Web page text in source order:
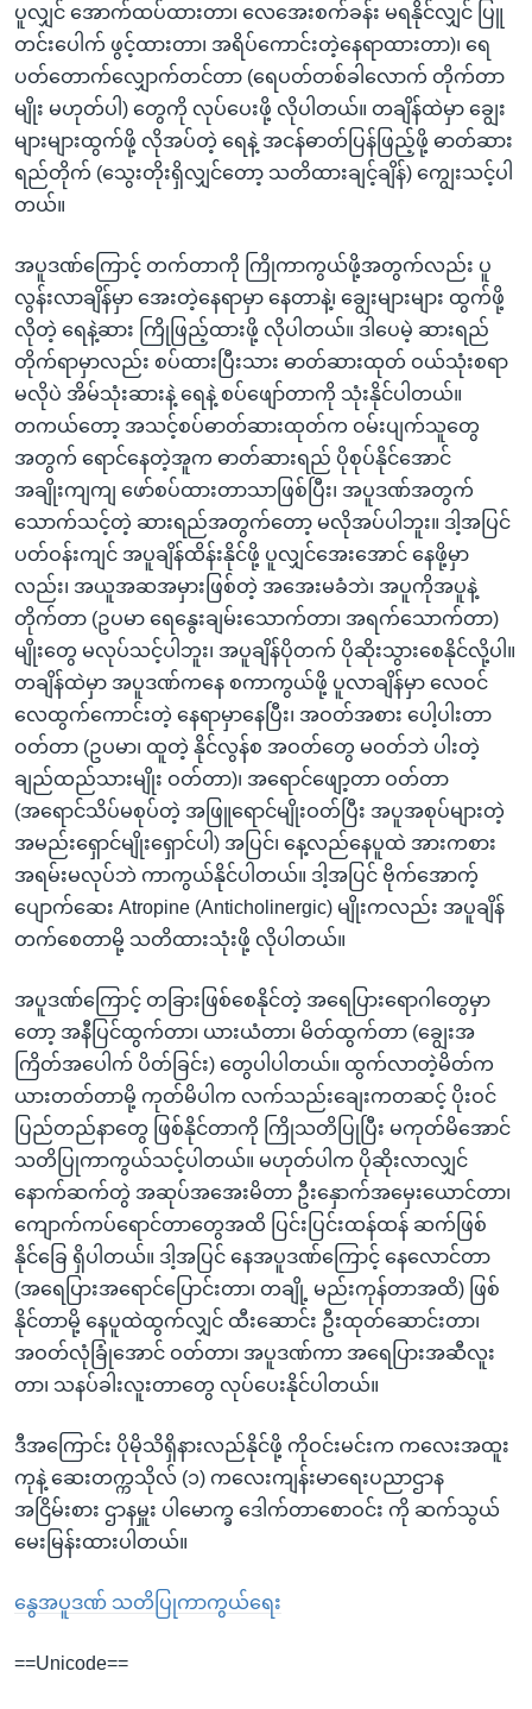
ပူလျှင် အောက်ထပ်ထားတာ၊ လေအေးစက်ခန်း မရနိုင်လျှင် ပြူ
တင်းပေါက် ဖွင့်ထားတာ၊ အရိပ်ကောင်းတဲ့နေရာထားတာ)၊ ရေ
ပတ်တောက်လျှောက်တင်တာ (ရေပတ်တစ်ခါလောက် တိုက်တာ
မျိုး မဟုတ်ပါ) တွေကို လုပ်ပေးဖို့ လိုပါတယ်။ တချိန်ထဲမှာ ချွေး
များများထွက်ဖို့ လိုအပ်တဲ့ ရေနဲ့ အငန်ဓာတ်ပြန်ဖြည့်ဖို့ ဓာတ်ဆား
ရည်တိုက် (သွေးတိုးရှိလျှင်တော့ သတိထားချင့်ချိန်) ကျွေးသင့်ပါ
တယ်။
အပူဒဏ်ကြောင့် တက်တာကို ကြိုကာကွယ်ဖို့အတွက်လည်း ပူ
လွန်းလာချိန်မှာ အေးတဲ့နေရာမှာ နေတာနဲ့၊ ချွေးများများ ထွက်ဖို့
လိုတဲ့ ရေနဲ့ဆား ကြိုဖြည့်ထားဖို့ လိုပါတယ်။ ဒါပေမဲ့ ဆားရည်
တိုက်ရာမှာလည်း စပ်ထားပြီးသား ဓာတ်ဆားထုတ် ဝယ်သုံးစရာ
မလိုပဲ အိမ်သုံးဆားနဲ့ ရေနဲ့ စပ်ဖျော်တာကို သုံးနိုင်ပါတယ်။
တကယ်တော့ အသင့်စပ်ဓာတ်ဆားထုတ်က ဝမ်းပျက်သူတွေ
အတွက် ရောင်နေတဲ့အူက ဓာတ်ဆားရည် ပိုစုပ်နိုင်အောင်
အချိုးကျကျ ဖော်စပ်ထားတာသာဖြစ်ပြီး၊ အပူဒဏ်အတွက်
သောက်သင့်တဲ့ ဆားရည်အတွက်တော့ မလိုအပ်ပါဘူး။ ဒါ့အပြင်
ပတ်ဝန်းကျင် အပူချိန်ထိန်းနိုင်ဖို့ ပူလျှင်အေးအောင် နေဖို့မှာ
လည်း၊ အယူအဆအမှားဖြစ်တဲ့ အအေးမခံဘဲ၊ အပူကိုအပူနဲ့
တိုက်တာ (ဥပမာ ရေနွေးချမ်းသောက်တာ၊ အရက်သောက်တာ)
မျိုးတွေ မလုပ်သင့်ပါဘူး၊ အပူချိန်ပိုတက် ပိုဆိုးသွားစေနိုင်လို့ပါ။
တချိန်ထဲမှာ အပူဒဏ်ကနေ စကာကွယ်ဖို့ ပူလာချိန်မှာ လေဝင်
လေထွက်ကောင်းတဲ့ နေရာမှာနေပြီး၊ အဝတ်အစား ပေါ့ပါးတာ
ဝတ်တာ (ဥပမာ၊ ထူတဲ့ နိုင်လွန်စ အဝတ်တွေ မဝတ်ဘဲ ပါးတဲ့
ချည်ထည်သားမျိုး ဝတ်တာ)၊ အရောင်ဖျော့တာ ဝတ်တာ
(အရောင်သိပ်မစုပ်တဲ့ အဖြူရောင်မျိုးဝတ်ပြီး အပူအစုပ်များတဲ့
အမည်းရှောင်မျိုးရှောင်ပါ) အပြင်၊ နေ့လည်နေပူထဲ အားကစား
အရမ်းမလုပ်ဘဲ ကာကွယ်နိုင်ပါတယ်။ ဒါ့အပြင် ဗိုက်အောက့်
ပျောက်ဆေး Atropine (Anticholinergic) မျိုးကလည်း အပူချိန်
တက်စေတာမို့ သတိထားသုံးဖို့ လိုပါတယ်။
အပူဒဏ်ကြောင့် တခြားဖြစ်စေနိုင်တဲ့ အရေပြားရောဂါတွေမှာ
တော့ အနီပြင်ထွက်တာ၊ ယားယံတာ၊ မိတ်ထွက်တာ (ချွေးအ
ကြိတ်အပေါက် ပိတ်ခြင်း) တွေပါပါတယ်။ ထွက်လာတဲ့မိတ်က
ယားတတ်တာမို့ ကုတ်မိပါက လက်သည်းချေးကတဆင့် ပိုးဝင်
ပြည်တည်နာတွေ ဖြစ်နိုင်တာကို ကြိုသတိပြုပြီး မကုတ်မိအောင်
သတိပြုကာကွယ်သင့်ပါတယ်။ မဟုတ်ပါက ပိုဆိုးလာလျှင်
နောက်ဆက်တွဲ အဆုပ်အအေးမိတာ ဦးနှောက်အမှေးယောင်တာ၊
ကျောက်ကပ်ရောင်တာတွေအထိ ပြင်းပြင်းထန်ထန် ဆက်ဖြစ်
နိုင်ခြေ ရှိပါတယ်။ ဒါ့အပြင် နေအပူဒဏ်ကြောင့် နေလောင်တာ
(အရေပြားအရောင်ပြောင်းတာ၊ တချို့ မည်းကုန်တာအထိ) ဖြစ်
နိုင်တာမို့ နေပူထဲထွက်လျှင် ထီးဆောင်း ဦးထုတ်ဆောင်းတာ၊
အဝတ်လုံခြုံအောင် ဝတ်တာ၊ အပူဒဏ်ကာ အရေပြားအဆီလူး
တာ၊ သနပ်ခါးလူးတာတွေ လုပ်ပေးနိုင်ပါတယ်။
ဒီအကြောင်း ပိုမိုသိရှိနားလည်နိုင်ဖို့ ကိုဝင်းမင်းက ကလေးအထူး
ကုနဲ့ ဆေးတက္ကသိုလ် (၁) ကလေးကျန်းမာရေးပညာဌာန
အငြိမ်းစား ဌာနမှူး ပါမောက္ခ ဒေါက်တာစောဝင်း ကို ဆက်သွယ်
မေးမြန်းထားပါတယ်။
နွေအပူဒဏ် သတိပြုကာကွယ်ရေး
==Unicode==